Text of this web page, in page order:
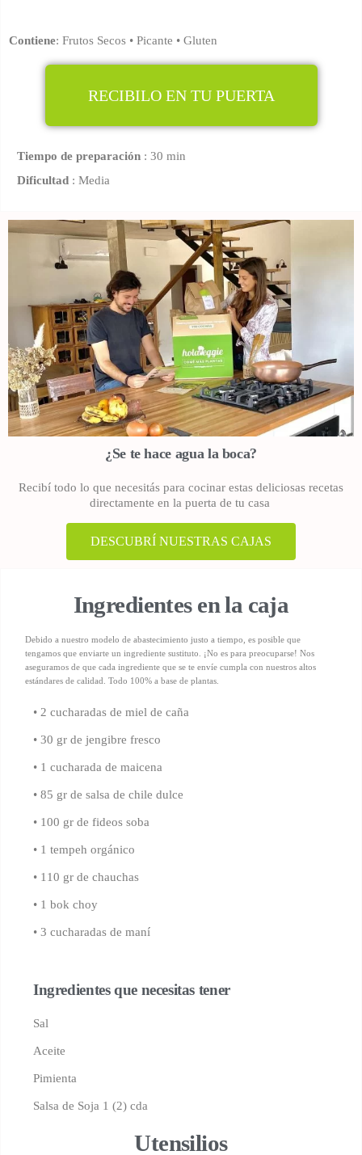
Contiene: Frutos Secos • Picante • Gluten
RECIBILO EN TU PUERTA
Tiempo de preparación : 30 min
Dificultad : Media
¿Se te hace agua la boca?
Recibí todo lo que necesitás para cocinar estas deliciosas recetas
directamente en la puerta de tu casa
DESCUBRÍ NUESTRAS CAJAS
Ingredientes en la caja
Debido a nuestro modelo de abastecimiento justo a tiempo, es posible que
tengamos que enviarte un ingrediente sustituto. ¡No es para preocuparse! Nos
aseguramos de que cada ingrediente que se te envíe cumpla con nuestros altos
estándares de calidad. Todo 100% a base de plantas.
• 2 cucharadas de miel de caña
• 30 gr de jengibre fresco
• 1 cucharada de maicena
• 85 gr de salsa de chile dulce
• 100 gr de fideos soba
• 1 tempeh orgánico
• 110 gr de chauchas
• 1 bok choy
• 3 cucharadas de maní
Ingredientes que necesitas tener
Sal
Aceite
Pimienta
Salsa de Soja 1 (2) cda
Utensilios